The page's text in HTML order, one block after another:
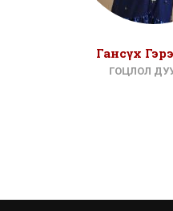
Гансүх
ГОЦЛОЛ